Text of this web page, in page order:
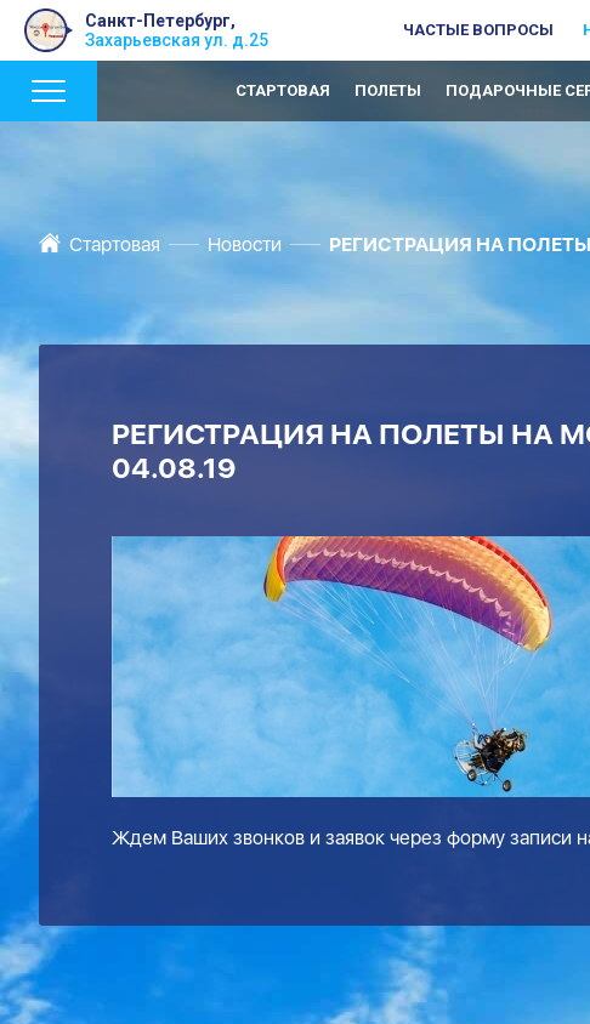
Санкт-Петербург,
Захарьевская ул. д.25
ЧАСТЫЕ ВОПРОСЫ
СТАРТОВАЯ ПОЛЕТЫ ПОДАРОЧНЫЕ
Стартовая Новости РЕГИСТРАЦИЯ НА
РЕГИСТРАЦИЯ НА ПОЛЕТЫ НА
04.08.19
Ждем Ваших звонков и заявок через форму записи